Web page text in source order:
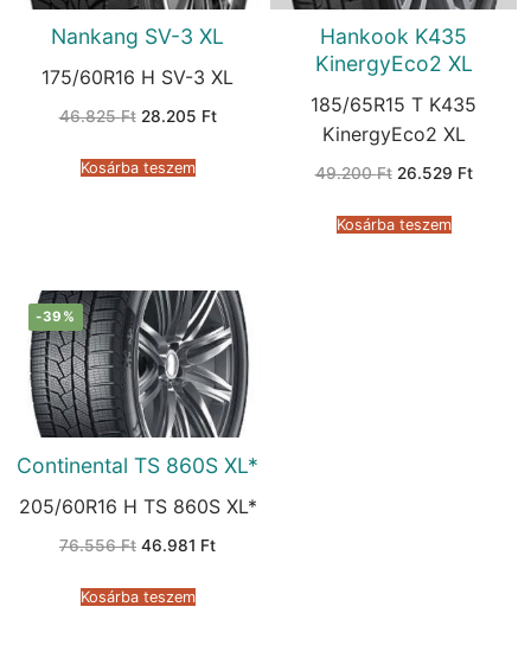
Nankang SV-3 XL
175/60R16 H SV-3 XL
46.825Ft Original
46.825 Ft.
28.205 FtCurrent
Kosárba teszem
Hankook K435
KinergyEco2 XL
185/65R15 T K435
KinergyEco2 XL
49.200Ft Original
49.200 Ft.
26.529 FtCurrent
Kosárba teszem
-39%
Continental TS 860S XL*
205/60R16 H TS 860S XL*
76.556Ft Original
76.556 Ft.
46.981 FtCurrent
Kosárba teszem